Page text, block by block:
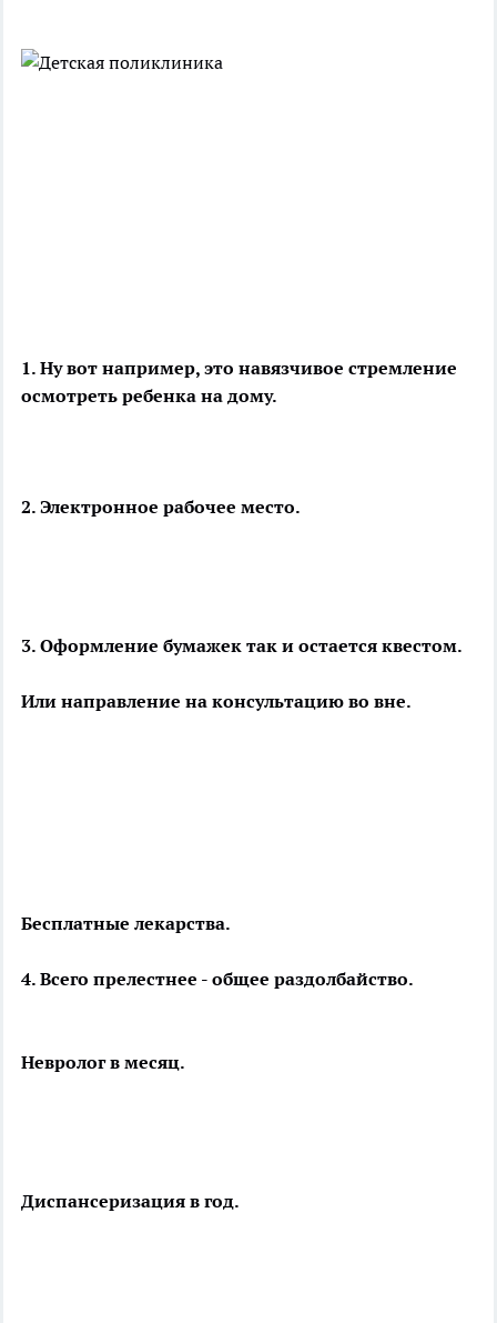
1. Ну вот например, это навязчивое стремление
осмотреть ребенка на дому.
2. Электронное рабочее место.
3. Оформление бумажек так и остается квестом.
Или направление на консультацию во вне.
Бесплатные лекарства.
4. Всего прелестнее - общее раздолбайство.
Невролог в месяц.
Диспансеризация в год.